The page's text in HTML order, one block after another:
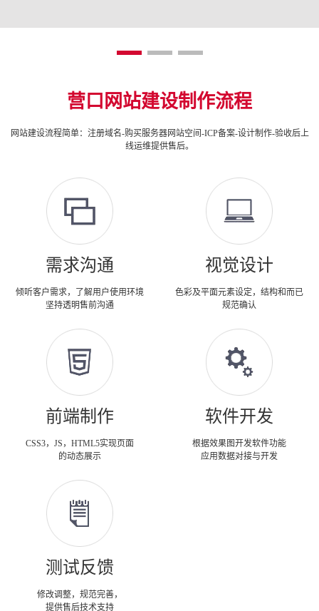
营口网站建设制作流程
网站建设流程简单：注册域名-购买服务器网站空间-ICP备案-设计制作-验收后上
线运维提供售后。
需求沟通
倾听客户需求，了解用户使用环境
坚持透明售前沟通
视觉设计
色彩及平面元素设定，结构和而已
规范确认
前端制作
CSS3，JS，HTML5实现页面
的动态展示
软件开发
根据效果图开发软件功能
应用数据对接与开发
测试反馈
修改调整，规范完善，
提供售后技术支持